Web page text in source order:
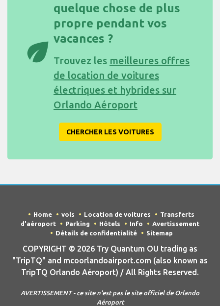
eco
quelque chose de plus
propre pendant vos
vacances ?
Trouvez les meilleures offres
de location de voitures
électriques et hybrides sur
Orlando Aéroport
CHERCHER LES VOITURES
Home vols Location de voitures
Transferts
d'aéroport
Parking Hôtels Info
Avertissement
Détails de confidentialité
Sitemap
COPYRIGHT © 2026 Try Quantum OU trading as
"TripTQ" and mcoorlandoairport.com (also known as
TripTQ Orlando Aéroport) / All Rights Reserved.
AVERTISSEMENT - ce site n'est pas le site officiel de Orlando
Aéroport